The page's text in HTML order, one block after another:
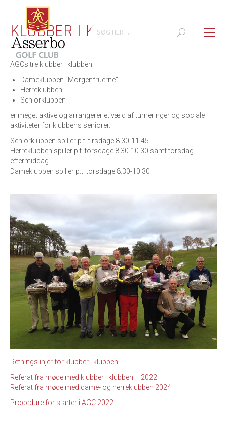
Search:
KLUBBER I KLUBBEN
AGCs tre klubber i klubben:
Dameklubben “Morgenfruerne”
Herreklubben
Seniorklubben
er meget aktive og arrangerer et væld af turneringer og sociale
aktiviteter for klubbens seniorer.
Seniorklubben spiller p.t. tirsdage 8.30-11.45.
Herreklubben spiller p.t. torsdage 8.30-10.30 samt torsdag
eftermiddag.
Dameklubben spiller p.t. torsdage 8.30-10.30
Retningslinjer for klubber i klubben
Referat fra møde med klubber i klubben – 2022
Referat fra møde med dame- og herreklubben 2024
Procedure for starter i AGC 2022